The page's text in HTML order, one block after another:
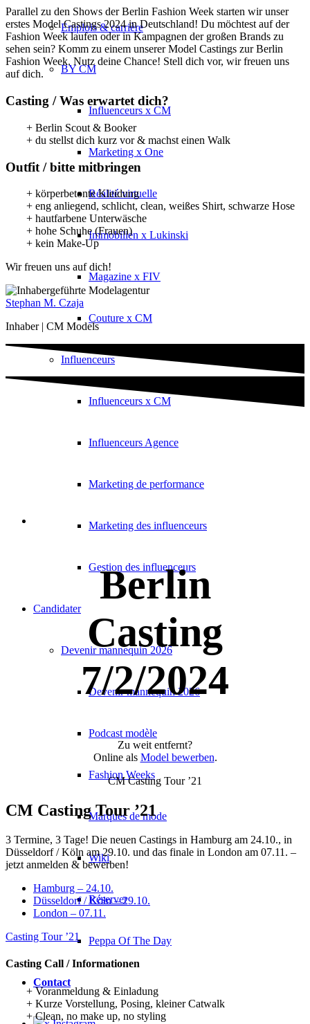
Emplois & carrière
BY CM
Influenceurs x CM
Marketing x One
Réalité virtuelle
Immobilien x Lukinski
Magazine x FIV
Couture x CM
Influenceurs
Influenceurs x CM
Influenceurs Agence
Marketing de performance
Marketing des influenceurs
Gestion des influenceurs
Candidater
Devenir mannequin 2026
Devenir mannequin 2026
Podcast modèle
Fashion Weeks
Marques de mode
Wiki
Réserver
Peppa Of The Day
Contact
Parallel zu den Shows der Berlin Fashion Week starten wir unser
erstes Model Castings 2024 in Deutschland! Du möchtest auf der
Fashion Week laufen oder in Kampagnen der großen Brands zu
sehen sein? Komm zu einem unserer Model Castings zur Berlin
Fashion Week. Nutz deine Chance! Stell dich vor, wir freuen uns
auf dich.
Casting / Was erwartet dich?
+ Berlin Scout & Booker
+ du stellst dich kurz vor & machst einen Walk
Outfit / bitte mitbringen
+ körperbetonte Kleidung
+ eng anliegend, schlicht, clean, weißes Shirt, schwarze Hose
+ hautfarbene Unterwäsche
+ hohe Schuhe (Frauen)
+ kein Make-Up
Wir freuen uns auf dich!
Stephan M. Czaja
Inhaber | CM Models
Berlin
Casting
7/2/2024
Zu weit entfernt?
Online als Model bewerben.
CM Casting Tour ’21
CM Casting Tour ’21
3 Termine, 3 Tage! Die neuen Castings in Hamburg am 24.10., in
Düsseldorf / Köln am 29.10. und das finale in London am 07.11. –
jetzt anmelden & bewerben!
Hamburg – 24.10.
Düsseldorf / Köln – 29.10.
London – 07.11.
Casting Tour ’21
Casting Call / Informationen
+ Voranmeldung & Einladung
+ Kurze Vorstellung, Posing, kleiner Catwalk
+ Clean, no make up, no styling